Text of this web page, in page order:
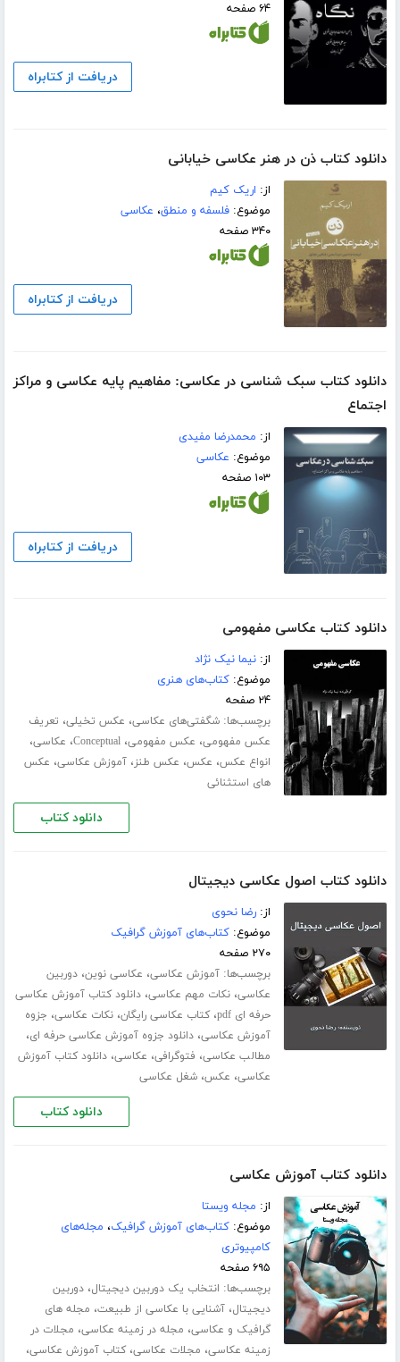
۶۴ صفحه
دریافت از کتابراه
دانلود کتاب ذن در هنر عکاسی خیابانی
از: اریک کیم
موضوع:فلسفه و منطق، عکاسی
۳۴۰ صفحه
دریافت از کتابراه
دانلود کتاب سبک شناسی در عکاسی: مفاهیم پایه عکاسی و مراکز
اجتماع
از: محمدرضا مفیدی
موضوع: عکاسی
۱۰۳ صفحه
دریافت از کتابراه
دانلود کتاب عکاسی مفهومی
از:نیما نیک نژاد
موضوع:کتاب‌های هنری
۲۴ صفحه
برچسب‌ها:شگفتی‌های عکاسی، عکس تخیلی، تعریف
عکس مفهومی، عکس مفهومی،Conceptual، عکاسی،
انواع عکس، عکس، عکس طنز،آموزش عکاسی، عکس
های استثنائی
دانلود کتاب
دانلود کتاب اصول عکاسی دیجیتال
از:رضا نحوی
موضوع:کتاب‌های آموزش گرافیک
۲۷۰ صفحه
برچسب‌ها:آموزش عکاسی، عکاسی نوین،دوربین
عکاسی،نکات مهم عکاسی،دانلود کتاب آموزش عکاسی
حرفه ای pdf
،کتاب عکاسی رایگان،نکات عکاسی، جزوه
آموزش عکاسی،دانلود جزوه آموزش عکاسی حرفه ای،
مطالب عکاسی، فتوگرافی، عکاسی،دانلود کتاب آموزش
عکاسی، عکس،شغل عکاسی
دانلود کتاب
دانلود کتاب آموزش عکاسی
از: مجله ویستا
موضوع:کتاب‌های آموزش گرافیک، مجله‌های
کامپیوتری
۶۹۵ صفحه
برچسب‌ها: انتخاب یک دوربین دیجیتال،دوربین
دیجیتال،آشنایی با عکاسی از طبیعت، مجله های
گرافیک و عکاسی، مجله در زمینه عکاسی، مجلات در
زمینه عکاسی، مجلات عکاسی،کتاب آموزش عکاسی،